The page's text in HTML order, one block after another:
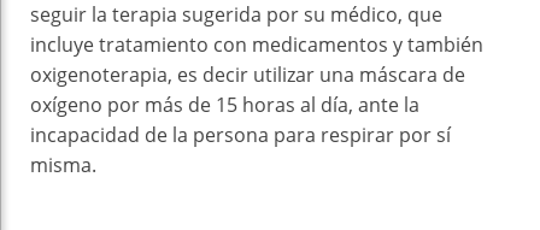
seguir la terapia sugerida por su médico, que
incluye tratamiento con medicamentos y también
oxigenoterapia, es decir utilizar una máscara de
oxígeno por más de 15 horas al día, ante la
incapacidad de la persona para respirar por sí
misma.